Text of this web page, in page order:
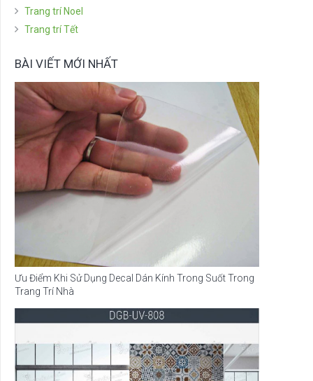
Trang trí Noel
Trang trí Tết
BÀI VIẾT MỚI NHẤT
Ưu Điểm Khi Sử Dụng Decal Dán Kính Trong Suốt Trong
Trang Trí Nhà